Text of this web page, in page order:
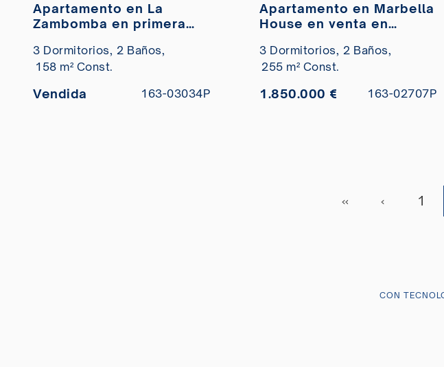
Apartamento en La
Zambomba en primera
Marbella centro en venta
3 Dormitorios, 2 Baños,
158 m² Const.
Vendida 163-03034P
Apartamento en Marbella
House en venta en
3 Dormitorios, 2 Baños,
255 m² Const.
1.850.000 € 163-02707P
« ‹ 1
CON